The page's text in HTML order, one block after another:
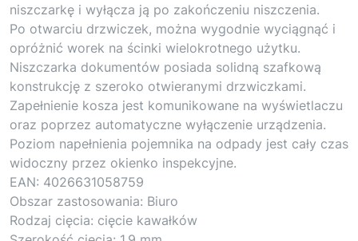
niszczarkę i wyłącza ją po zakończeniu niszczenia.
Po otwarciu drzwiczek, można wygodnie wyciągnąć i
opróżnić worek na ścinki wielokrotnego użytku.
Niszczarka dokumentów posiada solidną szafkową
konstrukcję z szeroko otwieranymi drzwiczkami.
Zapełnienie kosza jest komunikowane na wyświetlaczu
oraz poprzez automatyczne wyłączenie urządzenia.
Poziom napełnienia pojemnika na odpady jest cały czas
widoczny przez okienko inspekcyjne.
EAN: 4026631058759
Obszar zastosowania: Biuro
Rodzaj cięcia: cięcie kawałków